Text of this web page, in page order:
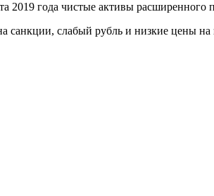
2019 года чистые активы
санкции, слабый рубль и низкие цены